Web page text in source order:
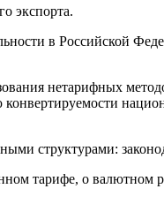
экспорта.
в Российской
нетарифных
конвертируемости
структурами:
тарифе, о валютном